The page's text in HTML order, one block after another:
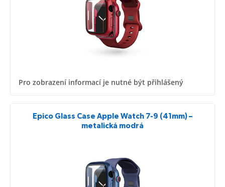
Pro zobrazení informací je nutné být přihlášený
Epico Glass Case Apple Watch 7-9 (41mm) –
metalická modrá